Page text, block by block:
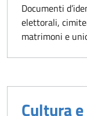
Documenti
elettorali,
matrimoni e
Cultura